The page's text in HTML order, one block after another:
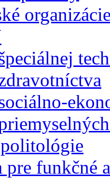
pre funkčné